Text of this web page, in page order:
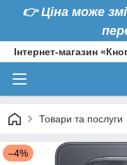
👉Ціна може
Інтернет-магазин
Товари та послуги
–4%